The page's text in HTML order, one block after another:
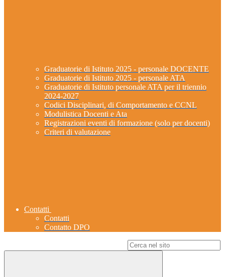
Graduatorie di Istituto 2025 - personale DOCENTE
Graduatorie di Istituto 2025 - personale ATA
Graduatorie di Istituto personale ATA per il triennio
2024-2027
Codici Disciplinari, di Comportamento e CCNL
Modulistica Docenti e Ata
Registrazioni eventi di formazione (solo per docenti)
Criteri di valutazione
Contatti
Contatti
Contatto DPO